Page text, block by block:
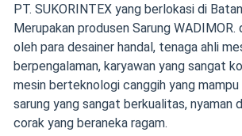
PT. SUKORINTEX yang berlokasi di
Merupakan produsen Sarung WADIMOR.
oleh para desainer handal, tenaga ahli
berpengalaman, karyawan yang sangat
mesin berteknologi canggih yang mampu
sarung yang sangat berkualitas, nyaman
corak yang beraneka ragam.